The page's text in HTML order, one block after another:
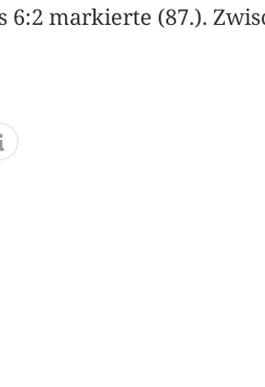
6:2 markierte (87.).